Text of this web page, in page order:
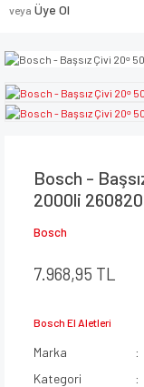
veya Üye Ol
Bosch -
2000li
Bosch
7.968,95 TL
Bosch El Aletleri
Marka
Kategori